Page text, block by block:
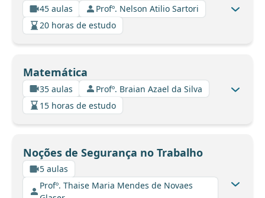
45 aulas
Profº. Nelson Atilio Sartori
20 horas de estudo
Matemática
35 aulas
Profº. Braian Azael da Silva
15 horas de estudo
Noções de Segurança no Trabalho
5 aulas
Profº. Thaise Maria Mendes de Novaes